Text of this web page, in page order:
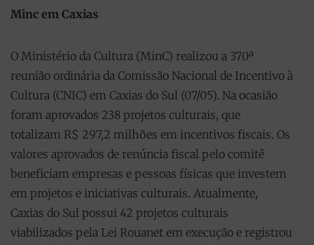
Minc em Caxias
O Ministério da Cultura (MinC) realizou a 370ª
reunião ordinária da Comissão Nacional de Incentivo à
Cultura (CNIC) em Caxias do Sul (07/05). Na ocasião
foram aprovados 238 projetos culturais, que
totalizam R$ 297,2 milhões em incentivos fiscais. Os
valores aprovados de renúncia fiscal pelo comitê
beneficiam empresas e pessoas físicas que investem
em projetos e iniciativas culturais. Atualmente,
Caxias do Sul possui 42 projetos culturais
viabilizados pela Lei Rouanet em execução e registrou